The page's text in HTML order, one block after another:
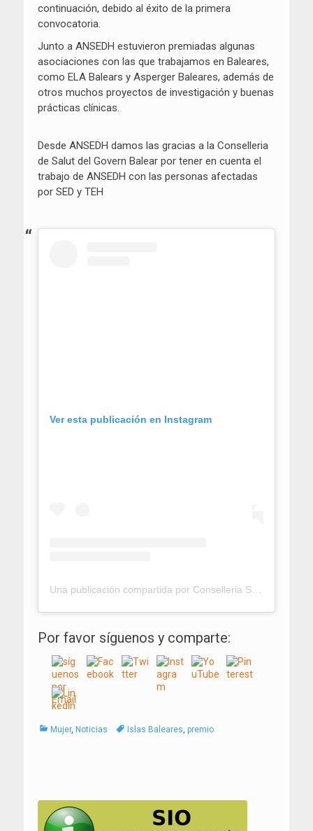
continuación, debido al éxito de la primera
convocatoria.
Junto a ANSEDH estuvieron premiadas algunas
asociaciones con las que trabajamos en Baleares,
como ELA Balears y Asperger Baleares, además de
otros muchos proyectos de investigación y buenas
prácticas clínicas.
Desde ANSEDH damos las gracias a la Conselleria
de Salut del Govern Balear por tener en cuenta el
trabajo de ANSEDH con las personas afectadas
por SED y TEH
Ver esta publicación en Instagram
Una publicación compartida por Conselleria Salut (@salutgoib)
Por favor síguenos y comparte:
Categorías
Mujer, Noticias TagsIslas Baleares, premio
entradas